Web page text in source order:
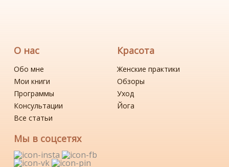
О нас
Обо мне
Мои книги
Программы
Консультации
Все статьи
Мы в соцсетях
Красота
Женские практики
Обзоры
Уход
Йога